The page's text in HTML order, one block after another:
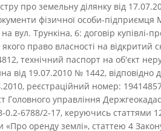
про земельну ділянку від
фізичної особи-підприємця
вул. Трункіна, 6: договір купівлі-
право власності на відкритий
технічний паспорт на об'єкт
від 19.07.2010 № 1442, відповідно
реєстраційний номер:
Головного управління
2-17, керуючись статтями
«Про оренду землі», статтею 4